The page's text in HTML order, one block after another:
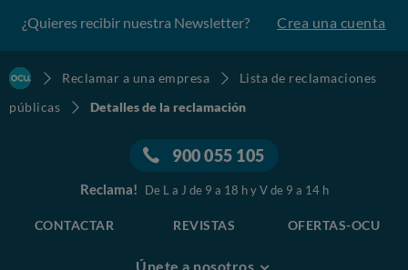
¿Quieres recibir nuestra Newsletter? Crea una cuenta
Reclamar a una empresa
Lista de reclamaciones
públicas
Detalles de la reclamación
900 055 105
Reclama! De L a J de 9 a 18 h y V de 9 a 14 h
CONTACTAR REVISTAS OFERTAS-OCU
Únete a nosotros